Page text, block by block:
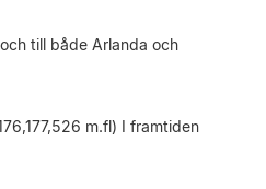
till både Arlanda och
m.fl) I framtiden